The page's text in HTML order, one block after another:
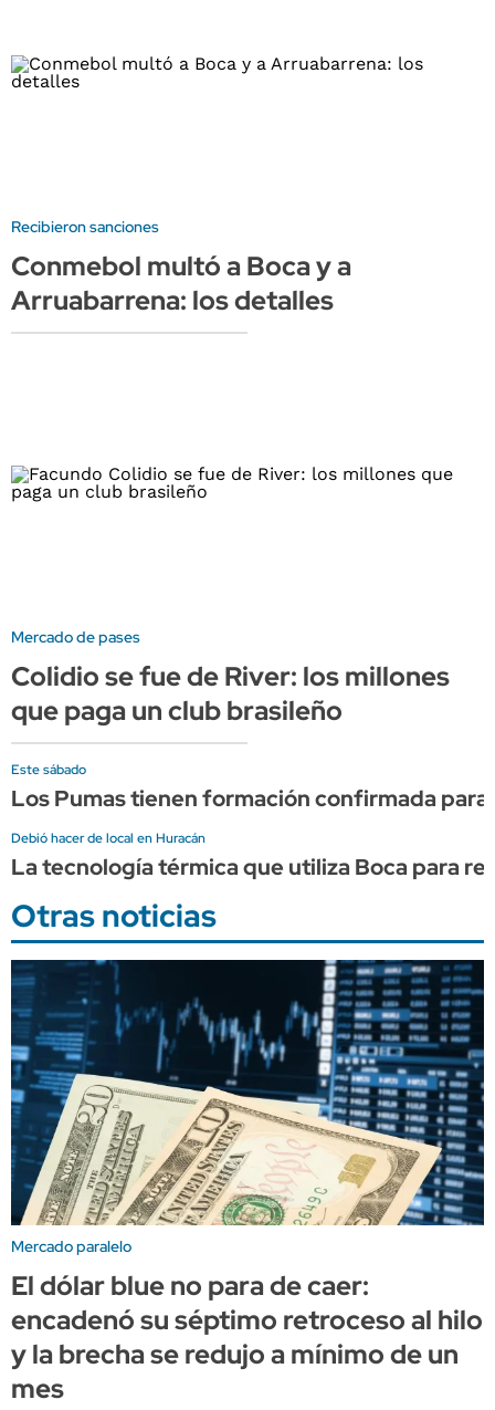
Recibieron sanciones
Conmebol multó a Boca y a
Arruabarrena: los detalles
Mercado de pases
Colidio se fue de River: los millones
que paga un club brasileño
Este sábado
Los Pumas tienen formación confirmada
Debió hacer de local en Huracán
La tecnología térmica que utiliza Boca para
Otras noticias
Mercado paralelo
El dólar blue no para de caer:
encadenó su séptimo retroceso al hilo
y la brecha se redujo a mínimo de un
mes